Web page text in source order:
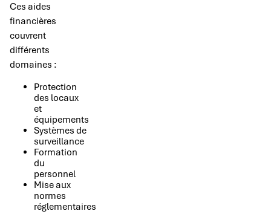
Ces aides
financières
couvrent
différents
domaines :
Protection
des locaux
et
équipements
Systèmes de
surveillance
Formation
du
personnel
Mise aux
normes
réglementaires